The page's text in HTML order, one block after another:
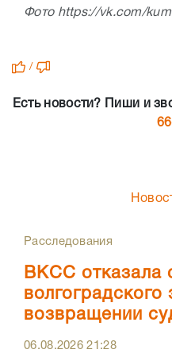
Фото https://vk.com/
/
Есть новости? Пиши и
Расследования
ВКСС отказала
волгоградского
возвращении
06.08.202621:28